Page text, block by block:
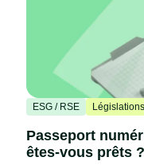
ESG / RSE
Passeport
êtes-vous prêts ?